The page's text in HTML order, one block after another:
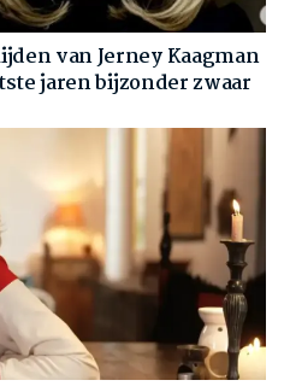
van Jerney Kaagman
jaren bijzonder zwaar